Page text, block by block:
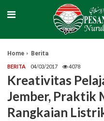
Home Berita
BERITA 04/03/2017 4078
Kreativitas
Jember, Praktik
Rangkaian